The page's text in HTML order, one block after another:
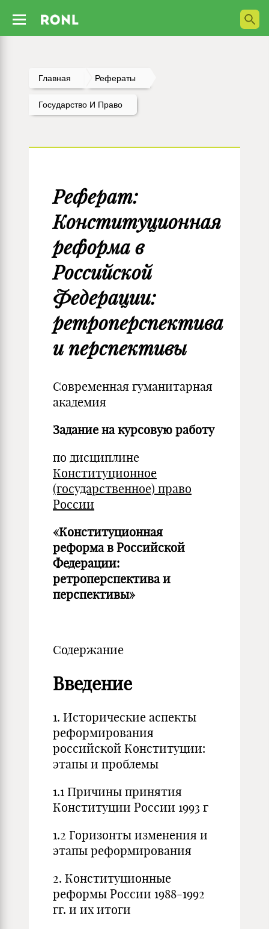
Главная Рефераты
Государство И Право
Реферат:
Конституционная
реформа в
Российской
Федерации:
ретроперспектива
и перспективы
Современная гуманитарная
академия
Задание на курсовую работу
по дисциплине
Конституционное
(государственное) право
России
«Конституционная
реформа в Российской
Федерации:
ретроперспектива и
перспективы»
Содержание
Введение
1. Исторические аспекты
реформирования
российской Конституции:
этапы и проблемы
1.1 Причины принятия
Конституции России 1993 г
1.2 Горизонты изменения и
этапы реформирования
2. Конституционные
реформы России 1988-1992
гг. и их итоги